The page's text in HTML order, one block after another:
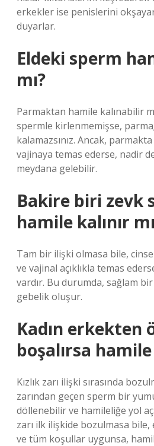
erkekler ise penislerini
duyarlar.
Eldeki sperm
mı?
Parmaktan hamile kalınabilir
spermle kirlenmemişse,
kalamazsınız. Ancak,
vajinaya temas ederse, nadir
meydana gelebilir.
Bakire biri zevk
hamile kalınır
Tam bir ilişki olmasa bile,
ve vajinal açıklıkla temas
vardır. Bu durumda, sağlam bir
gebelik oluşur.
Kadın erkekten
boşalırsa hamile
Kızlık zarı ilişki sırasında
zarından geçen sperm bir
döllenebilir ve hamileliğe yol
zarı ilk ilişkide bozulmasa
ve tüm koşullar uygunsa,